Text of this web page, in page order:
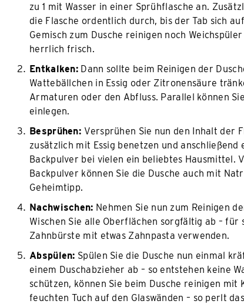
zu 1 mit Wasser in einer Sprühflasche an.
die Flasche ordentlich durch, bis der Tab sich
Gemisch zum Dusche reinigen noch
herrlich frisch.
Entkalken: Dann sollte beim Reinigen der
Wattebällchen in Essig oder Zitronensäure
Armaturen oder den Abfluss. Parallel können
einlegen.
Besprühen: Versprühen Sie nun den Inhalt der
zusätzlich mit Essig benetzen und
Backpulver bei vielen ein beliebtes Hausmittel.
Backpulver können Sie die Dusche auch mit
Geheimtipp.
Nachwischen: Nehmen Sie nun zum Reinigen
Wischen Sie alle Oberflächen sorgfältig ab –
Zahnbürste mit etwas Zahnpasta verwenden.
Abspülen: Spülen Sie die Dusche nun einmal
einem Duschabzieher ab – so entstehen keine
schützen, können Sie beim Dusche reinigen
feuchten Tuch auf den Glaswänden – so perlt